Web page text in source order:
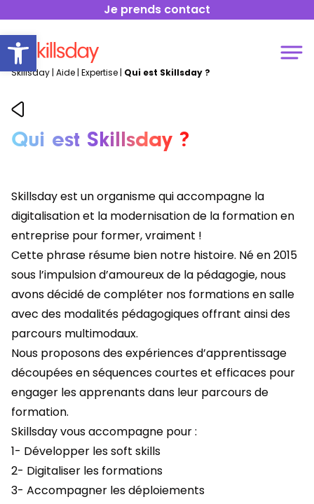
Je prends contact
Skillsday | Aide | Expertise | Qui est Skillsday ?
Qui est Skillsday ?
Skillsday est un organisme qui accompagne la
digitalisation et la modernisation de la formation en
entreprise pour former, vraiment !
Cette phrase résume bien notre histoire. Né en 2015
sous l’impulsion d’amoureux de la pédagogie, nous
avons décidé de compléter nos formations en salle
avec des modalités pédagogiques offrant ainsi des
parcours multimodaux.
Nous proposons des expériences d’apprentissage
découpées en séquences courtes et efficaces pour
engager les apprenants dans leur parcours de
formation.
Skillsday vous accompagne pour :
1- Développer les soft skills
2- Digitaliser les formations
3- Accompagner les déploiements
Open toolbar